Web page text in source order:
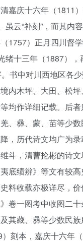
嘉庆十六年（1811
虽云“补刻”，而其
1757）正月四川督
绪十三年（1887）
书中对川西地区各
内木坪、大田、松
均作详细记载。后
、彝、蒙、苗等少
，历代诗文均广为
斗，清曹抡彬的诗
底绩辨》等文有较
料收载亦极详尽，
卷一图考中收图二
其藏、彝等少数民族
刻本，嘉庆十六年